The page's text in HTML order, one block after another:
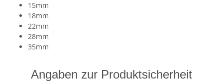
15mm
18mm
22mm
28mm
35mm
Angaben zur Produktsicherheit